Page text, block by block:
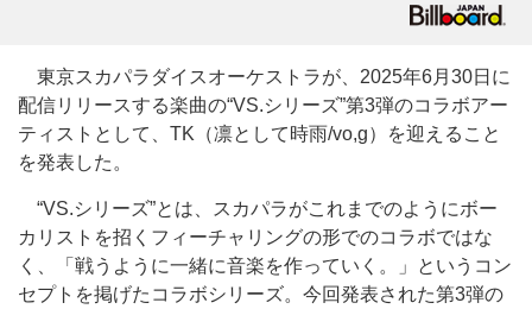
東京スカパラダイスオーケストラが、2025年6月30日に
配信リリースする楽曲の“VS.シリーズ”第3弾のコラボアー
ティストとして、TK（凛として時雨/vo,g）を迎えること
を発表した。
“VS.シリーズ”とは、スカパラがこれまでのようにボー
カリストを招くフィーチャリングの形でのコラボではな
く、「戦うように一緒に音楽を作っていく。」というコン
セプトを掲げたコラボシリーズ。今回発表された第3弾の